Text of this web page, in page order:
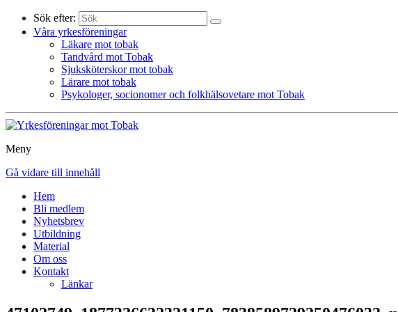
Sök efter:
Våra yrkesföreningar
Läkare mot tobak
Tandvård mot Tobak
Sjuksköterskor mot tobak
Lärare mot tobak
Psykologer, socionomer och folkhälsovetare mot Tobak
Meny
Gå vidare till innehåll
Hem
Bli medlem
Nyhetsbrev
Utbildning
Material
Om oss
Kontakt
Länkar